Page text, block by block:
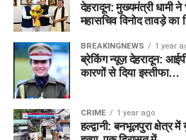
देहरादून: मुख्यमंत्री धामी ने
महासचिव विनोद तावड़े का
BREAKINGNEWS 1 year
ब्रेकिंग न्यूज़ देहरादून:
कारणों से दिया इस्तीफा…
CRIME 1 year ago
हल्द्वानी: बनभूलपुरा